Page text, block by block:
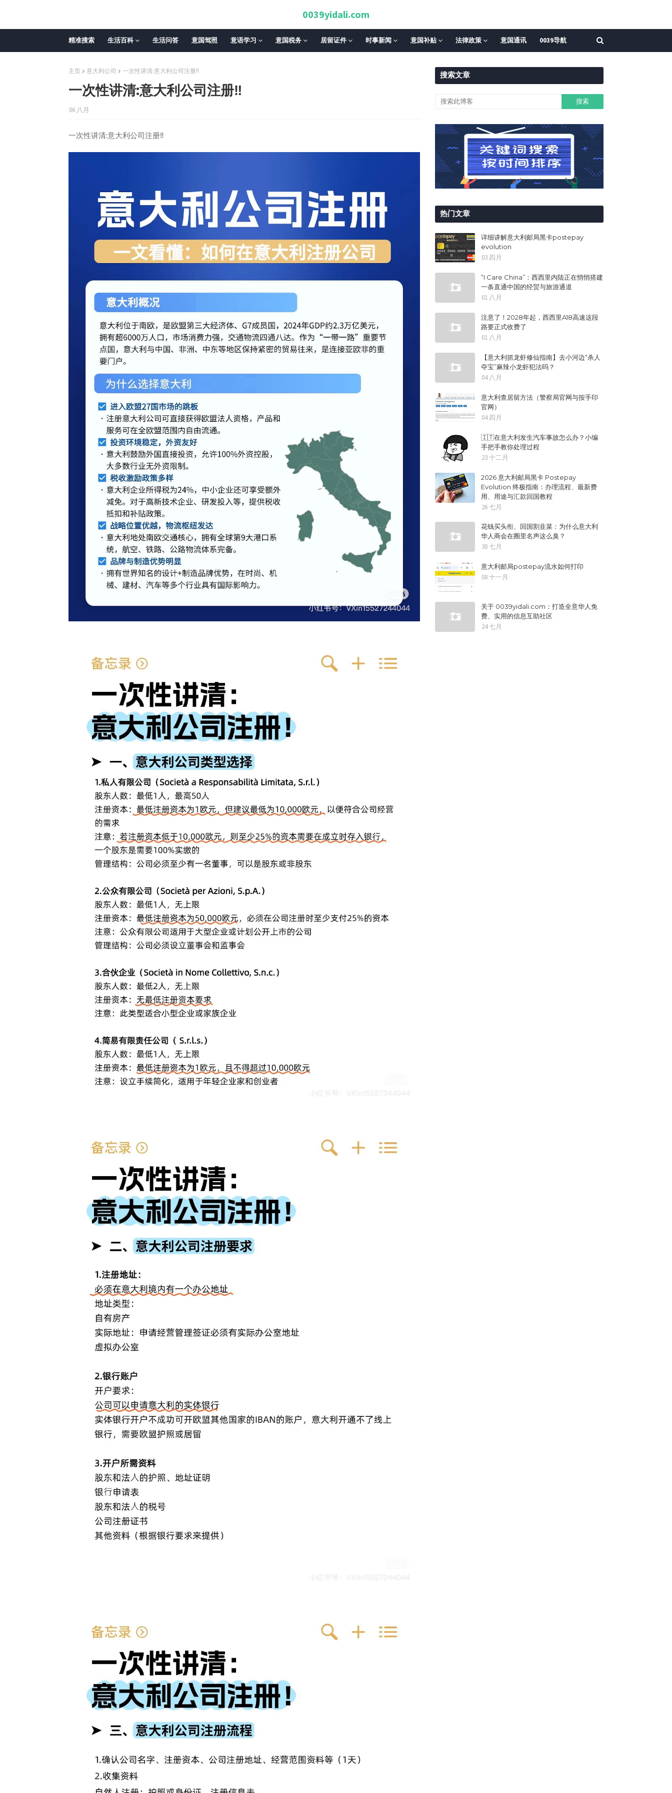
0039yidali.com
精准搜索 生活百科 生活问答 意国驾照 意语学习 意国税务 居留证件 时事新闻 意国补贴 法律政策 意国通讯 0039导航
主页 意大利公司 一次性讲清:意大利公司注册‼️
一次性讲清:意大利公司注册‼️
06 八月
一次性讲清:意大利公司注册‼️
搜索文章
热门文章
详细讲解意大利邮局黑卡postepay
evolution
03 四月
“I Care China”：西西里内陆正在悄悄搭建
一条直通中国的经贸与旅游通道
01 八月
注意了！2028年起，西西里A18高速这段
路要正式收费了
01 八月
【意大利抓龙虾修仙指南】去小河边“杀人
夺宝”麻辣小龙虾犯法吗？
04 八月
意大利查居留方法（警察局官网与按手印
官网）
04 四月
🇮🇹在意大利发生汽车事故怎么办？小编
手把手教你处理过程
23 十二月
2026 意大利邮局黑卡 Postepay
Evolution 终极指南：办理流程、最新费
用、用途与汇款回国教程
26 七月
花钱买头衔、回国割韭菜：为什么意大利
华人商会在圈里名声这么臭？
30 七月
意大利邮局postepay流水如何打印
08 十一月
关于 0039yidali.com：打造全意华人免
费、实用的信息互助社区
24 七月